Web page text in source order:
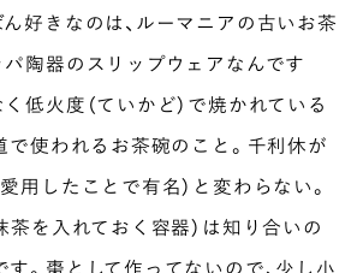
好きなのは、ルーマニアの古いお茶
陶器のスリップウェアなんです
低火度（ていかど）で焼かれている
で使われるお茶碗のこと。千利休が
用したことで有名）と変わらない。
茶を入れておく容器）は知り合いの
。棗として作ってないので、少し小